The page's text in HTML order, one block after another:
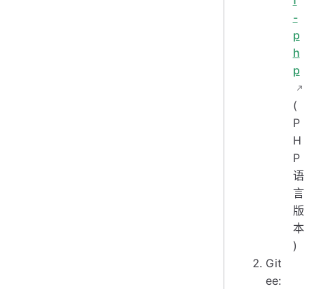
-
p
h
p
(
P
H
P
语
言
版
本
)
Git
ee: